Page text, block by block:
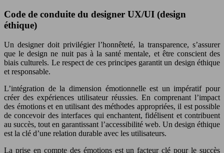
Code de conduite du designer UX/UI (design
éthique)
Un designer doit privilégier l’honnêteté, la transparence, s’assurer
que le design ne nuit pas à la santé mentale, et être conscient des
biais culturels. Le respect de ces principes garantit un design éthique
et responsable.
L’intégration de la dimension émotionnelle est un impératif pour
créer des expériences utilisateur réussies. En comprenant l’impact
des émotions et en utilisant des méthodes appropriées, il est possible
de concevoir des interfaces qui enchantent, fidélisent et contribuent
au succès, tout en garantissant l’accessibilité web. Un design éthique
est la clé d’une relation durable avec les utilisateurs.
La prise en compte des émotions est un facteur clé pour le succès